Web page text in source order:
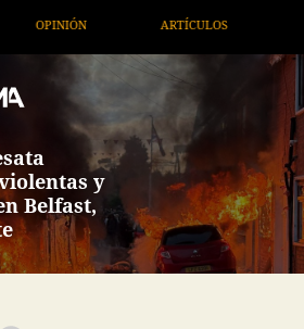
ARTÍCULOS ARTE /
y
Belfast,